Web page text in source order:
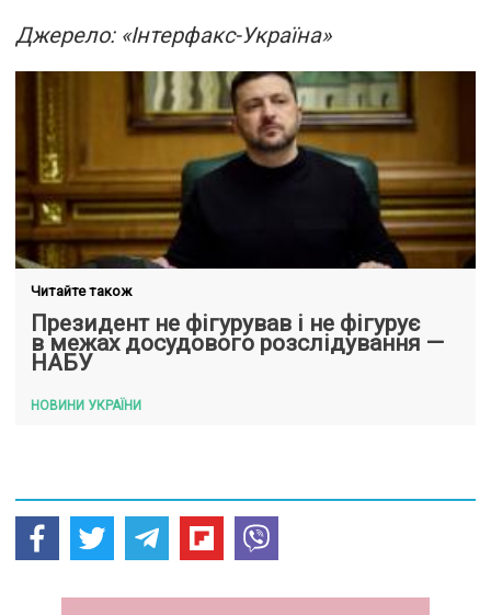
Джерело: «Інтерфакс-Україна»
Читайте також
Президент не фігурував і не фігурує
в межах досудового розслідування —
НАБУ
НОВИНИ УКРАЇНИ